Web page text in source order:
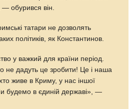
— обурився він.
татари не дозволять
політиків, як Константинов.
у важкий для країни період.
не дадуть це зробити! Це і наша
живе в Криму, у нас іншої
будемо в єдиній державі», —